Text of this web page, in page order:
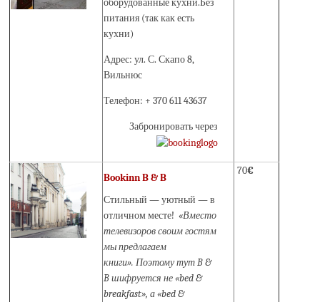
питания (так как есть
кухни)
Адрес: ул. С. Скапо 8,
Вильнюс
Телефон: + 370 611 43637
Забронировать через
Bookinn B & B
Стильный — уютный — в
отличном месте! «Вместо
телевизоров своим гостям
мы предлагаем
книги». Поэтому тут B &
B шифруется не «bed &
breakfast», а «bed &
70€